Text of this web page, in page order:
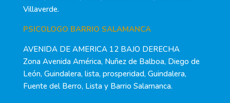
Villaverde.
PSICOLOGO BARRIO SALAMANCA
AVENIDA DE AMERICA 12 BAJO DERECHA
Zona Avenida América, Nuñez de Balboa, Diego de
León, Guindalera, lista, prosperidad, Guindalera,
Fuente del Berro, Lista y Barrio Salamanca.